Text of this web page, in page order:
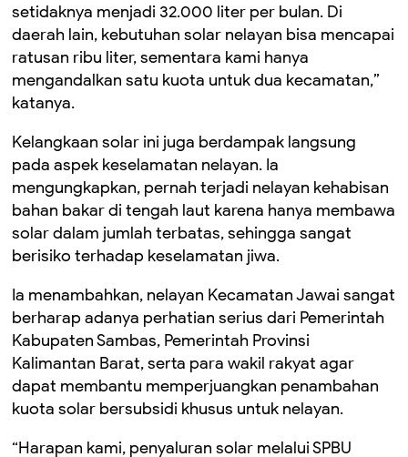
setidaknya menjadi 32.000 liter per bulan. Di
daerah lain, kebutuhan solar nelayan bisa mencapai
ratusan ribu liter, sementara kami hanya
mengandalkan satu kuota untuk dua kecamatan,”
katanya.
Kelangkaan solar ini juga berdampak langsung
pada aspek keselamatan nelayan. Ia
mengungkapkan, pernah terjadi nelayan kehabisan
bahan bakar di tengah laut karena hanya membawa
solar dalam jumlah terbatas, sehingga sangat
berisiko terhadap keselamatan jiwa.
Ia menambahkan, nelayan Kecamatan Jawai sangat
berharap adanya perhatian serius dari Pemerintah
Kabupaten Sambas, Pemerintah Provinsi
Kalimantan Barat, serta para wakil rakyat agar
dapat membantu memperjuangkan penambahan
kuota solar bersubsidi khusus untuk nelayan.
“Harapan kami, penyaluran solar melalui SPBU